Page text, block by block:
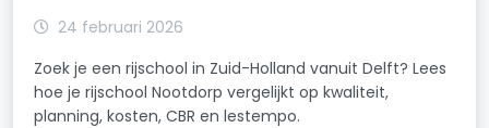
24 februari 2026
Zoek je een rijschool in Zuid-Holland vanuit Delft? Lees
hoe je rijschool Nootdorp vergelijkt op kwaliteit,
planning, kosten, CBR en lestempo.